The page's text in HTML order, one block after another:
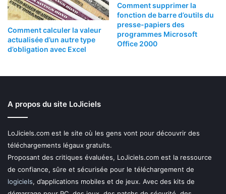
Comment calculer la valeur
actualisée d’un autre type
d’obligation avec Excel
Comment supprimer la
fonction de barre d’outils du
presse-papiers des
programmes Microsoft
Office 2000
A propos du site LoJiciels
LoJiciels.com est le site où les gens vont pour découvrir des
téléchargements légaux gratuits.
Proposant des critiques évaluées, LoJiciels.com est la ressource
de confiance, sûre et sécurisée pour le téléchargement de
logiciels, d’applications mobiles et de jeux. Avec des kits de